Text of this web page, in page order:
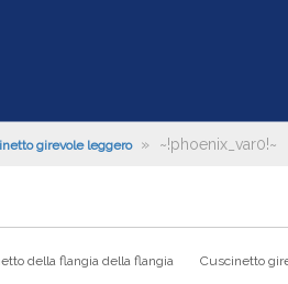
girevole leggero » ~!phoenix_var0!~
della flangia della flangia Cuscinetto